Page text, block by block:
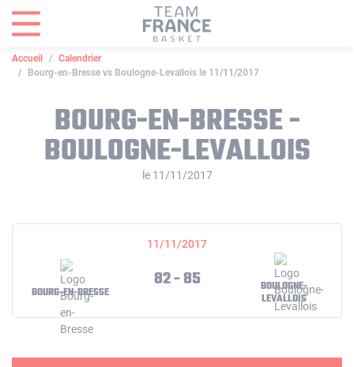
Accueil
Calendrier
Bourg-en-Bresse vs Boulogne-Levallois le 11/11/2017
BOURG-EN-BRESSE -
BOULOGNE-LEVALLOIS
le 11/11/2017
11/11/2017
BOURG-EN-BRESSE
82 - 85
BOULOGNE-
LEVALLOIS
Panneau de gestion des cookies